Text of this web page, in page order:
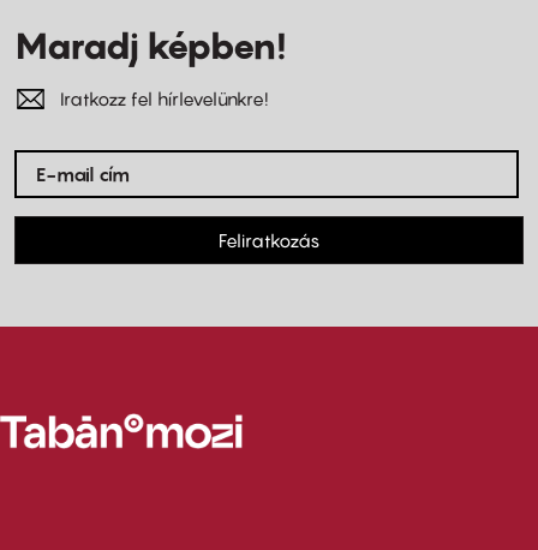
Maradj képben!
Iratkozz fel hírlevelünkre!
Feliratkozás